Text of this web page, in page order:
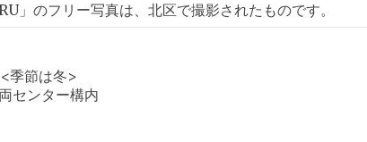
」のフリー写真は、北区で撮影されたものです。
季節は冬>
センター構内